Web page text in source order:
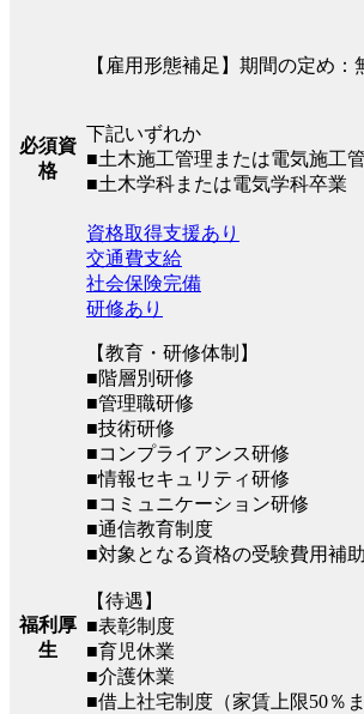
【雇用形態補足】期間の定め：
必須資
格
下記いずれか
■土木施工管理または電気施工
■土木学科または電気学科卒業
福利厚
生
資格取得支援あり
交通費支給
社会保険完備
研修あり
【教育・研修体制】
■階層別研修
■管理職研修
■技術研修
■コンプライアンス研修
■情報セキュリティ研修
■コミュニケーション研修
■通信教育制度
■対象となる資格の受験費用補助
【待遇】
■表彰制度
■育児休業
■介護休業
■借上社宅制度（家賃上限50％ま